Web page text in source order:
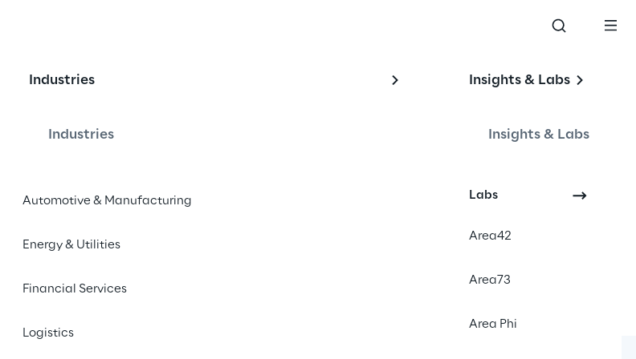
Industries
Industries
Automotive & Manufacturing
Energy & Utilities
Financial Services
Logistics
Insights & Labs
Insights & Labs
Labs
Area42
Area73
Area Phi
die
mithilfe neuronaler